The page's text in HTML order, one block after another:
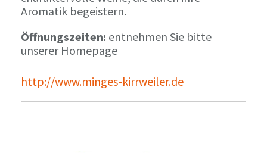
Aromatik begeistern.
Öffnungszeiten: entnehmen Sie bitte
unserer Homepage
http://www.minges-kirrweiler.de